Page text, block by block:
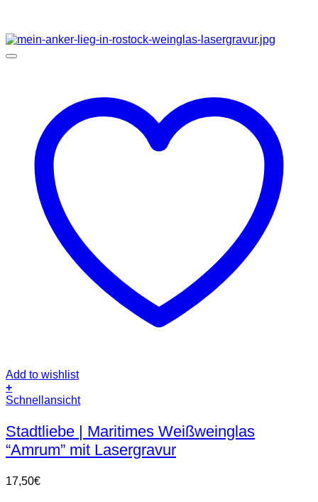
Add to wishlist
+
Schnellansicht
Stadtliebe | Maritimes Weißweinglas
“Amrum” mit Lasergravur
17,50€